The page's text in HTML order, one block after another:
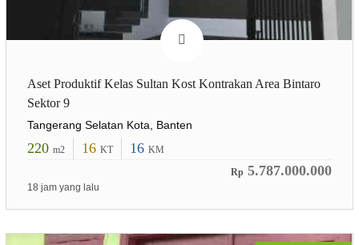
Aset Produktif Kelas Sultan Kost Kontrakan Area Bintaro
Sektor 9
Tangerang Selatan Kota, Banten
220 m2 16 KT 16 KM
Rp 5.787.000.000
18 jam yang lalu